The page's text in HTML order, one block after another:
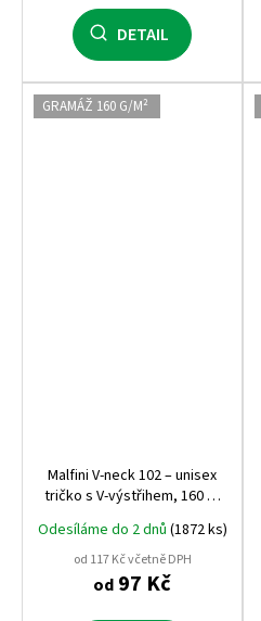
DETAIL
GRAMÁŽ 160 G/M²
Malfini V‑neck 102 – unisex
tričko s V‑výstřihem, 160 g,
pracovní tričko vhodné pro
potisk
Odesíláme do 2 dnů (1872 ks)
od 117 Kč včetně DPH
od 97 Kč